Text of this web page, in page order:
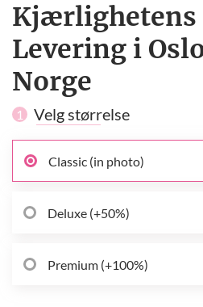
Kjærlighetens
Levering i
Norge
1 Velg størrelse
Classic (in photo)
Deluxe (+50%)
Premium (+100%)